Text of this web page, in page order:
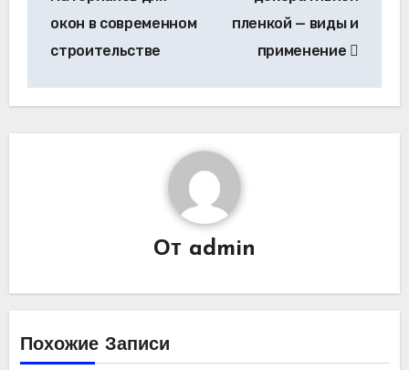
записям
окон в современном
строительстве
пленкой — виды и
применение
От admin
Похожие Записи